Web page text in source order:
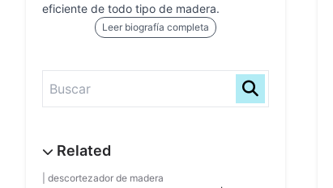
eficiente de todo tipo de madera.
Leer biografía completa
descortezador de madera